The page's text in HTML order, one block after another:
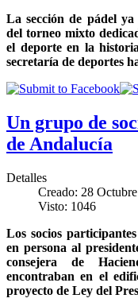
La sección de pádel
del torneo mixto
el deporte en la
secretaría de deportes
Un grupo de
de Andalucía
Detalles
Creado: 28
Visto: 1046
Los socios
en persona al
consejera de
encontraban en el
proyecto de Ley del